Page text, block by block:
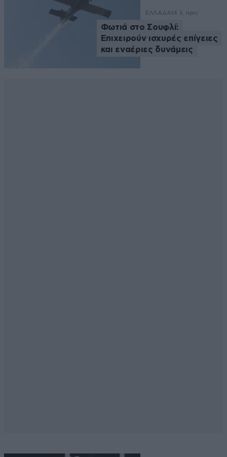
ΕΛΛΑΔΑ 14 λ. πριν
Φωτιά στο Σουφλί:
Επιχειρούν ισχυρές επίγειες
και εναέριες δυνάμεις